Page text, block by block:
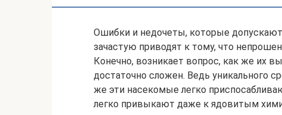
Ошибки и недочеты, которые
зачастую приводят к тому, что
Конечно, возникает вопрос, как же их
достаточно сложен. Ведь уникального
же эти насекомые легко
легко привыкают даже к ядовитым